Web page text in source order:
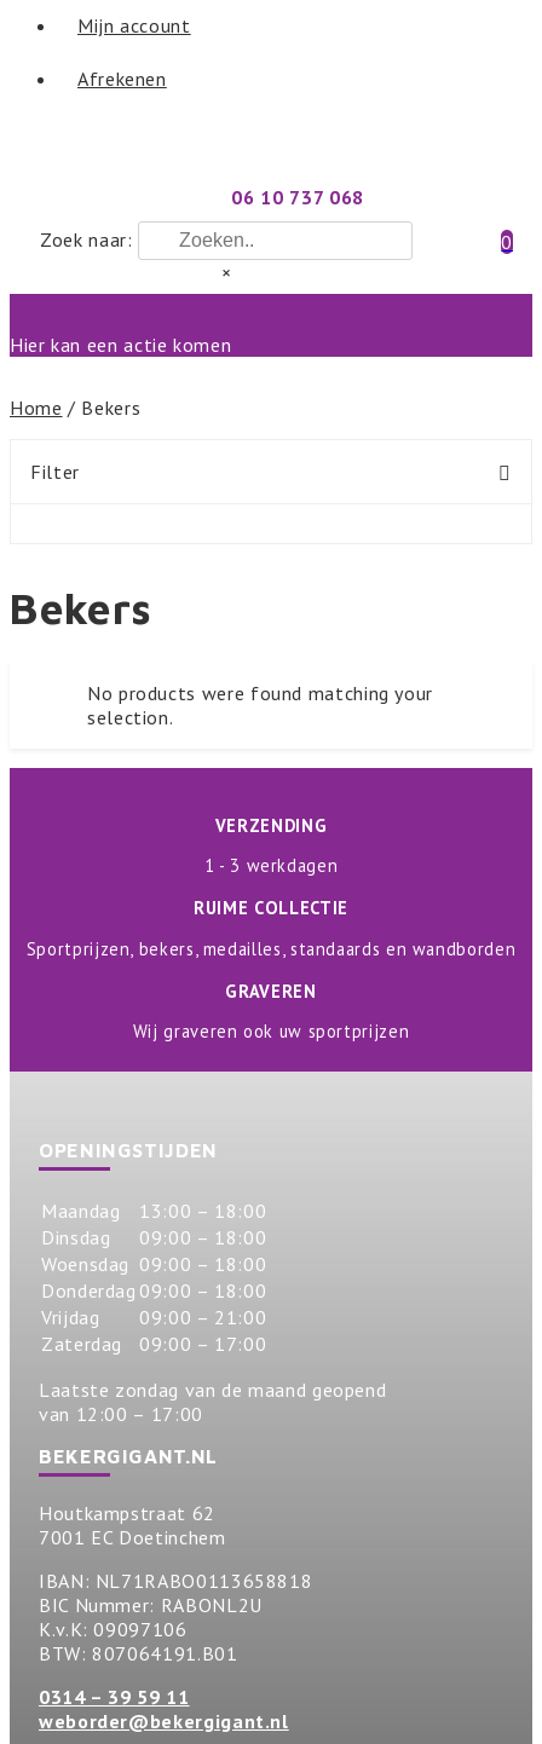
Mijn account
Afrekenen
06 10 737 068
Zoek naar:
×
0
Hier kan een actie komen
Home / Bekers
Filter
Bekers
No products were found matching your
selection.
VERZENDING
1 - 3 werkdagen
RUIME COLLECTIE
Sportprijzen, bekers, medailles, standaards en wandborden
GRAVEREN
Wij graveren ook uw sportprijzen
OPENINGSTIJDEN
Maandag
13:00 – 18:00
Dinsdag
09:00 – 18:00
Woensdag 09:00 – 18:00
Donderdag 09:00 – 18:00
Vrijdag
09:00 – 21:00
Zaterdag
09:00 – 17:00
Laatste zondag van de maand geopend
van 12:00 – 17:00
BEKERGIGANT.NL
Houtkampstraat 62
7001 EC Doetinchem
IBAN: NL71RABO0113658818
BIC Nummer: RABONL2U
K.v.K: 09097106
BTW: 807064191.B01
0314 – 39 59 11
weborder@bekergigant.nl